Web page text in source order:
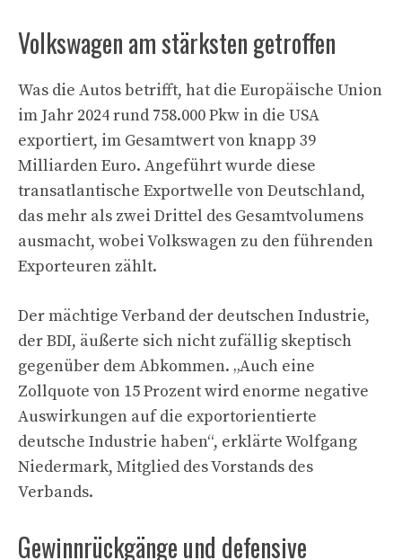
Volkswagen am stärksten getroffen
Was die Autos betrifft, hat die Europäische Union
im Jahr 2024 rund 758.000 Pkw in die USA
exportiert, im Gesamtwert von knapp 39
Milliarden Euro. Angeführt wurde diese
transatlantische Exportwelle von Deutschland,
das mehr als zwei Drittel des Gesamtvolumens
ausmacht, wobei Volkswagen zu den führenden
Exporteuren zählt.
Der mächtige Verband der deutschen Industrie,
der BDI, äußerte sich nicht zufällig skeptisch
gegenüber dem Abkommen. „Auch eine
Zollquote von 15 Prozent wird enorme negative
Auswirkungen auf die exportorientierte
deutsche Industrie haben“, erklärte Wolfgang
Niedermark, Mitglied des Vorstands des
Verbands.
Gewinnrückgänge und defensive